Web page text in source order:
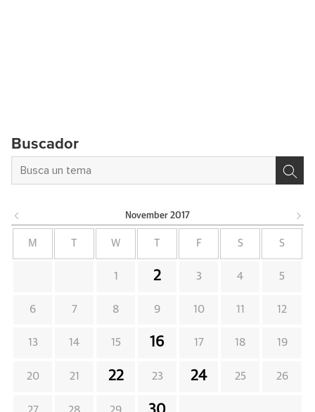
Buscador
November 2017
M W F S S
1 2 3 4 5
6 7 8 9 10 11 12
13 14 15 16 17 18 19
20 21 22 23 24 25 26